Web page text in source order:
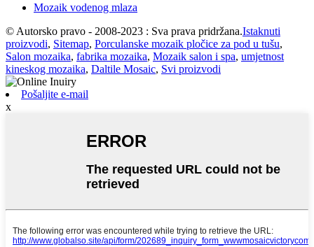
Mozaik vodenog mlaza
© Autorsko pravo - 2008-2023 : Sva prava pridržana.Istaknuti
proizvodi, Sitemap, Porculanske mozaik pločice za pod u tušu,
Salon mozaika, fabrika mozaika, Mozaik salon i spa, umjetnost
kineskog mozaika, Daltile Mosaic, Svi proizvodi
Pošaljite e-mail
x